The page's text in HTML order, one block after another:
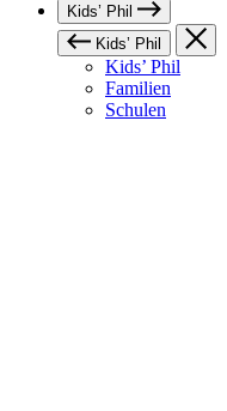
Kids’ Phil
Kids’ Phil
Kids’ Phil
Familien
Schulen